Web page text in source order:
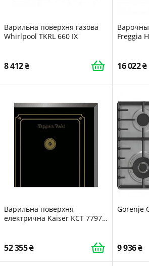
Варильна поверхня газова
Whirlpool TKRL 660 IX
8 412
Freggia
16 022
Варильна поверхня
електрична Kaiser KCT 7797
52 355
Gorenje
9 936